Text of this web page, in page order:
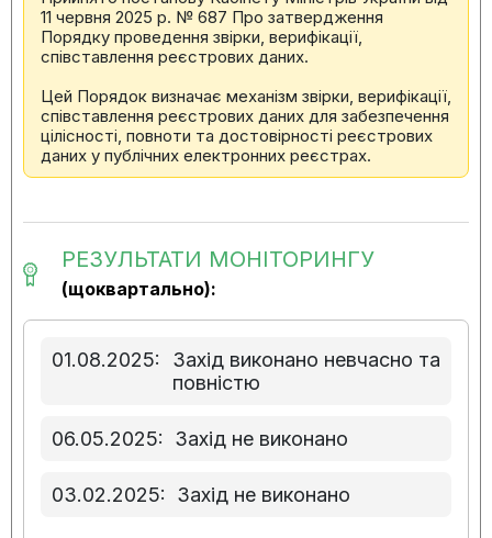
11 червня 2025 р. № 687 Про затвердження
Порядку проведення звірки, верифікації,
співставлення реєстрових даних.
Цей Порядок визначає механізм звірки, верифікації,
співставлення реєстрових даних для забезпечення
цілісності, повноти та достовірності реєстрових
даних у публічних електронних реєстрах.
РЕЗУЛЬТАТИ МОНІТОРИНГУ
(щоквартально):
01.08.2025:
Захід виконано невчасно та
повністю
06.05.2025: Захід не виконано
03.02.2025: Захід не виконано